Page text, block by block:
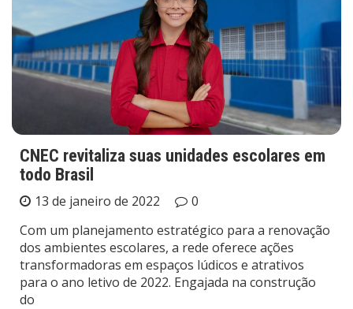
CNEC revitaliza suas unidades escolares em
todo Brasil
13 de janeiro de 2022
0
Com um planejamento estratégico para a renovação
dos ambientes escolares, a rede oferece ações
transformadoras em espaços lúdicos e atrativos
para o ano letivo de 2022. Engajada na construção
do